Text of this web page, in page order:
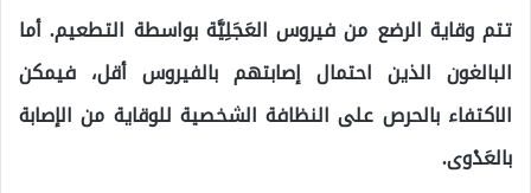
تتم وقاية الرضع من فيروس العَجَلِيَّة بواسطة التطعيم. أما
البالغون الذين احتمال إصابتهم بالفيروس أقل، فيمكن
الاكتفاء بالحرص على النظافة الشخصية للوقاية من الإصابة
بالعَدْوى.